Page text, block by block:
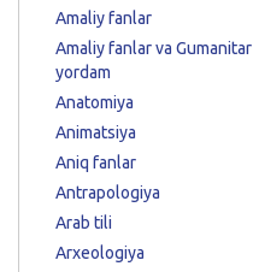
Amaliy fanlar
Amaliy fanlar va Gumanitar
yordam
Anatomiya
Animatsiya
Aniq fanlar
Antrapologiya
Arab tili
Arxeologiya